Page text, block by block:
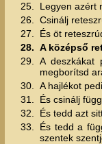
25.
Legyen azért
26.
Csinálj
27.
És öt
28. A középső
29.
A deszkákat
megborítsd
30.
A hajlékot
31.
És csinálj
32.
És tedd azt
33.
És tedd a
szentek